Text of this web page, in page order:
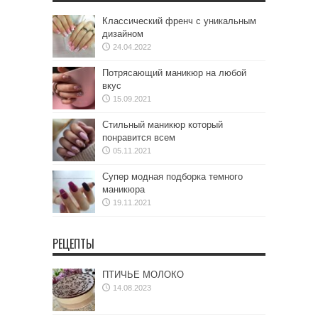
Классический френч с уникальным
дизайном
24.04.2022
Потрясающий маникюр на любой
вкус
15.09.2021
Стильный маникюр который
понравится всем
05.11.2021
Супер модная подборка темного
маникюра
19.11.2021
РЕЦЕПТЫ
ПТИЧЬЕ МОЛОКО
14.08.2023